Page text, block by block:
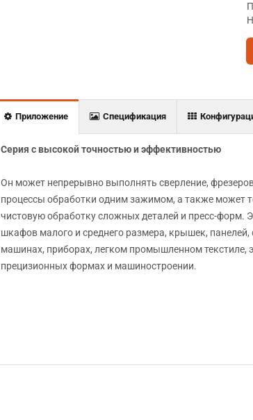
Приложение Спецификация
Серия с высокой точностью и эффективностью
Он может непрерывно выполнять сверление,
процессы обработки одним зажимом, а также может
чистовую обработку сложных деталей и пресс-форм.
шкафов малого и среднего размера, крышек,
машинах, приборах, легком промышленном текстиле,
прецизионных формах и машиностроении.